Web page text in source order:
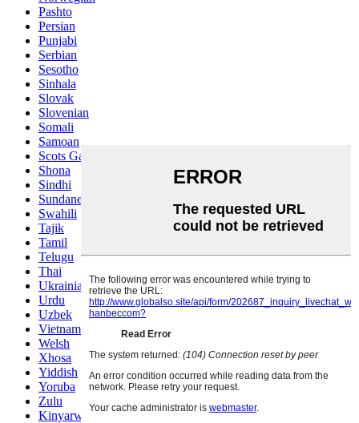
Pashto
Persian
Punjabi
Serbian
Sesotho
Sinhala
Slovak
Slovenian
Somali
Samoan
Scots Gaelic
Shona
Sindhi
Sundanese
Swahili
Tajik
Tamil
Telugu
Thai
Ukrainian
Urdu
Uzbek
Vietnamese
Welsh
Xhosa
Yiddish
Yoruba
Zulu
Kinyarwanda